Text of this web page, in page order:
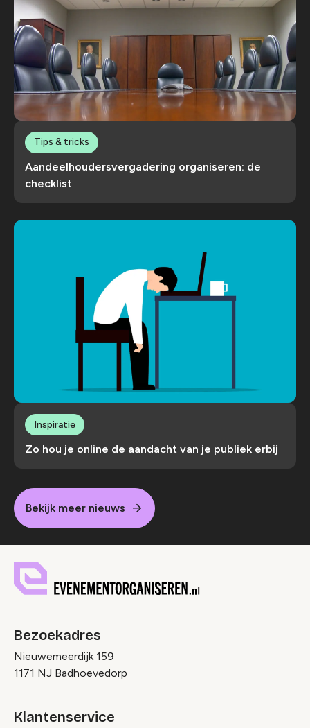
Aandeelhoudersvergadering organiseren: de
checklist
Tips & tricks
Zo hou je online de aandacht van je publiek erbij
Inspiratie
Bekijk meer nieuws
Bezoekadres
Nieuwemeerdijk 159
1171 NJ Badhoevedorp
Klantenservice